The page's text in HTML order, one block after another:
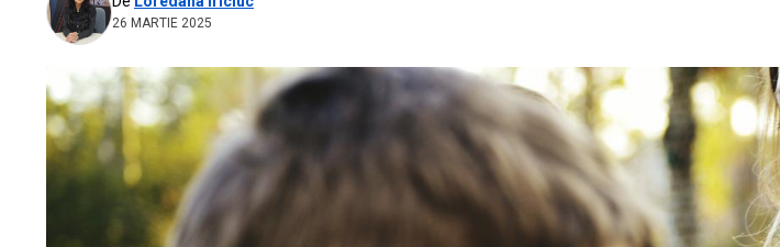
26 MARTIE 2025